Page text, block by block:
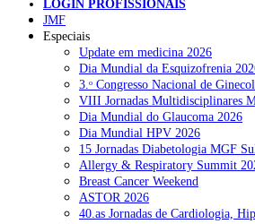
NOTÍCIAS RECENTES
Quase 11.900 jovens recorreram aos
nutricionista no primeiro mês 7 de
ULS de Coimbra estreia cirurgia
apoio robótico em Portugal 7 de
Enfermeiros exigem esclarecimentos
privada da ULS do Algarve 7 de
LOGIN PROFISSIONAIS
JMF
Especiais
Update em medicina 2026
Dia Mundial da Esquizofrenia
3.ᵒ Congresso Nacional de
VIII Jornadas Multidisciplinares
Dia Mundial do Glaucoma 2026
Dia Mundial HPV 2026
15 Jornadas Diabetologia MGF
Allergy & Respiratory Summit
Breast Cancer Weekend
ASTOR 2026
40.as Jornadas de Cardiologia,